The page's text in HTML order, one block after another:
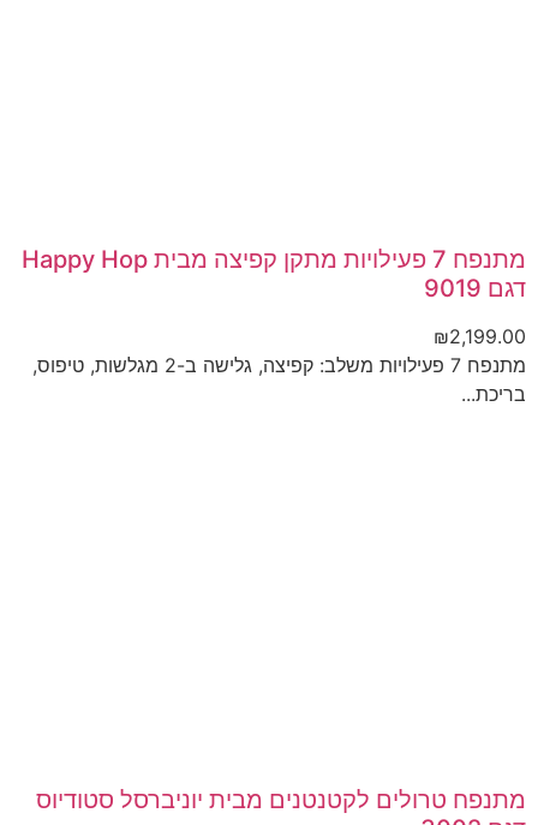
מתנפח 7 פעילויות מתקן קפיצה מבית Happy Hop
דגם 9019
₪2,199.00
מתנפח 7 פעילויות משלב: קפיצה, גלישה ב-2 מגלשות, טיפוס,
בריכת...
מתנפח טרולים לקטנטנים מבית יוניברסל סטודיוס